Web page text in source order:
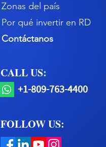
CALL US:
+1-809-763-4400
FOLLOW US:
Zonas del país
Por qué invertir en RD
Contáctanos